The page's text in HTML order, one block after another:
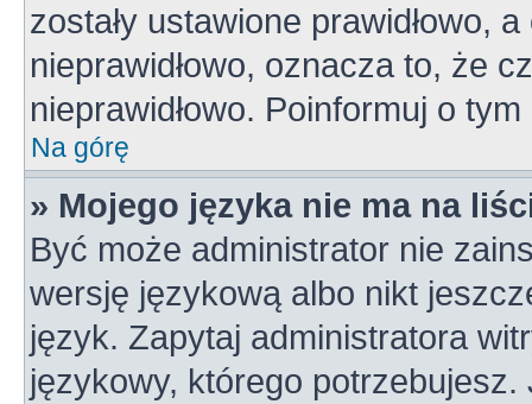
zostały ustawione prawidłowo,
nieprawidłowo, oznacza to, że
nieprawidłowo. Poinformuj o
Na górę
» Mojego języka nie ma na
Być może administrator nie
wersję językową albo nikt
język. Zapytaj administratora
językowy, którego